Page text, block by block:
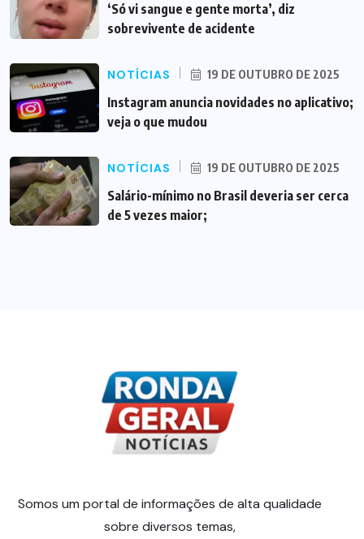
‘Só vi sangue e gente morta’, diz
sobrevivente de acidente
NOTÍCIAS 19 DE OUTUBRO DE 2025
Instagram anuncia novidades no aplicativo;
veja o que mudou
NOTÍCIAS 19 DE OUTUBRO DE 2025
Salário-mínimo no Brasil deveria ser cerca
de 5 vezes maior;
Somos um portal de informações de alta qualidade
sobre diversos temas,